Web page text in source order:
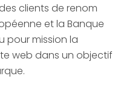
clients de renom
et la Banque
pour mission la
web dans un objectif